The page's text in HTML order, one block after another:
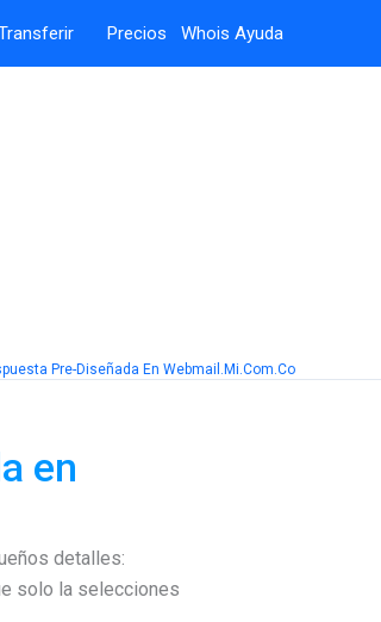
Precios Whois Ayuda
Pre-Diseñada En Webmail.mi.com.co
en
detalles:
solo la selecciones